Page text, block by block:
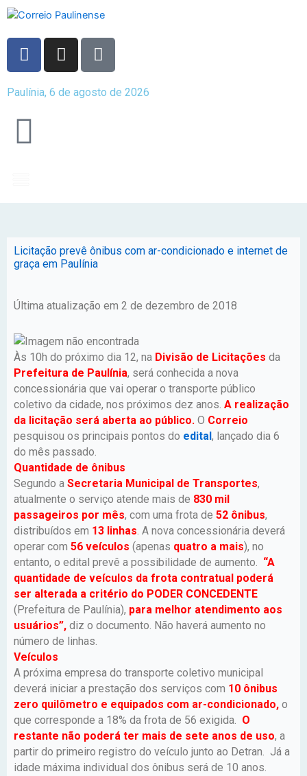
Paulínia, 6 de agosto de 2026
Licitação prevê ônibus com ar-condicionado e internet de
graça em Paulínia
Última atualização em 2 de dezembro de 2018
Às 10h do próximo dia 12, na Divisão de Licitações da
Prefeitura de Paulínia, será conhecida a nova
concessionária que vai operar o transporte público
coletivo da cidade, nos próximos dez anos. A realização
da licitação será aberta ao público. O Correio
pesquisou os principais pontos do edital , lançado dia 6
do mês passado.
Quantidade de ônibus
Segundo a Secretaria Municipal de Transportes,
atualmente o serviço atende mais de 830 mil
passageiros por mês, com uma frota de 52 ônibus,
distribuídos em 13 linhas. A nova concessionária deverá
operar com 56 veículos (apenas quatro a mais), no
entanto, o edital prevê a possibilidade de aumento. “A
quantidade de veículos da frota contratual poderá
ser alterada a critério do PODER CONCEDENTE
(Prefeitura de Paulínia), para melhor atendimento aos
usuários”, diz o documento. Não haverá aumento no
número de linhas.
Veículos
A próxima empresa do transporte coletivo municipal
deverá iniciar a prestação dos serviços com 10 ônibus
zero quilômetro e equipados com ar-condicionado, o
que corresponde a 18% da frota de 56 exigida. O
restante não poderá ter mais de sete anos de uso, a
partir do primeiro registro do veículo junto ao Detran. Já a
idade máxima individual dos ônibus será de 10 anos.